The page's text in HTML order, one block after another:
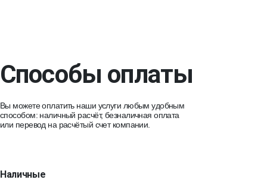
Способы оплаты
Вы можете оплатить наши услуги любым удобным
способом: наличный расчёт, безналичная оплата
или перевод на расчётый счет компании.
Наличные